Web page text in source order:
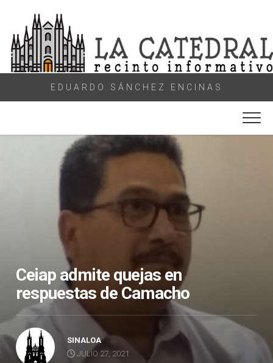
content
EDUARDO SÁNCHEZ ENCINAS
Ceiap admite quejas en
respuestas de Camacho
SINALOA
JULIO 27, 2021